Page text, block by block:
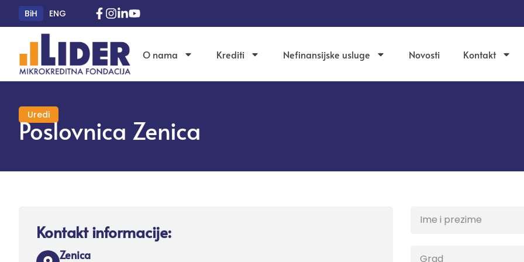
BiH ENG
O nama Krediti Nefinansijske usluge Novosti Kontakt
Uredi
Poslovnica Zenica
Kontakt informacije:
Zenica